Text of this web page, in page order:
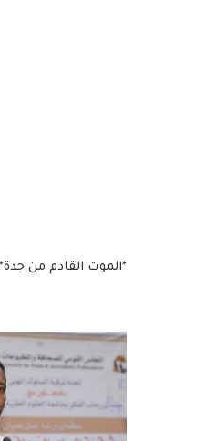
*الموت القادم من جدة*